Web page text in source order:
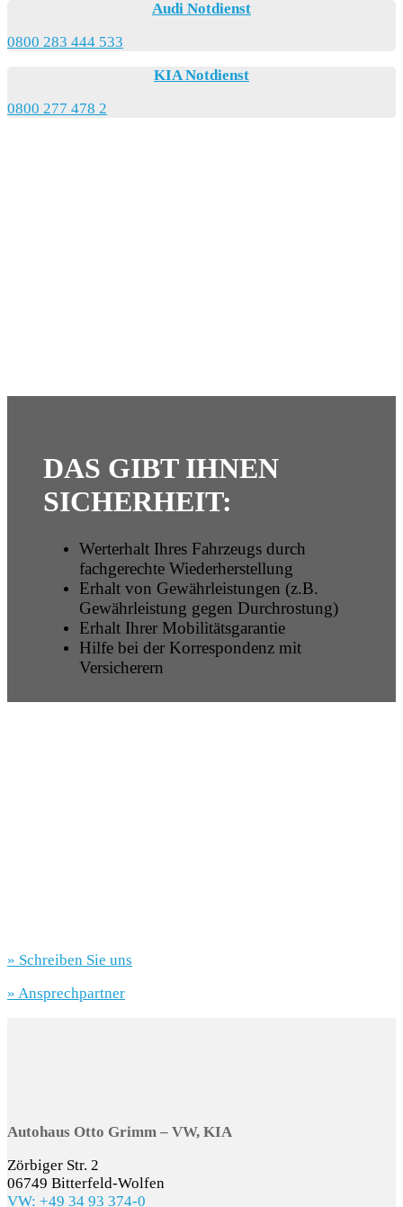
Audi Notdienst
0800 283 444 533
KIA Notdienst
0800 277 478 2
DAS GIBT IHNEN
SICHERHEIT:
Werterhalt Ihres Fahrzeugs durch
fachgerechte Wiederherstellung
Erhalt von Gewährleistungen (z.B.
Gewährleistung gegen Durchrostung)
Erhalt Ihrer Mobilitätsgarantie
Hilfe bei der Korrespondenz mit
Versicherern
» Schreiben Sie uns
» Ansprechpartner
Autohaus Otto Grimm – VW, KIA
Zörbiger Str. 2
06749 Bitterfeld-Wolfen
VW: +49 34 93 374-0